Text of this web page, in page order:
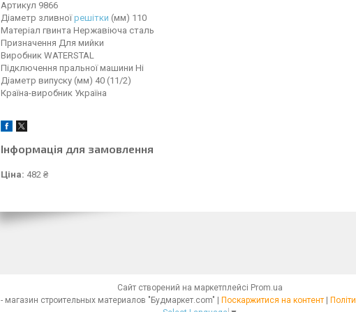
Артикул 9866
Діаметр зливноїрешітки (мм) 110
Матеріал гвинта Нержавіюча сталь
Призначення Для мийки
Виробник WATERSTAL
Підключення пральної машини Ні
Діаметр випуску (мм) 40 (11/2)
Країна-виробник Україна
Інформація для замовлення
Ціна: 482 ₴
Сайт створений на маркетплейсі Prom.ua
Интернет - магазин строительных материалов "Будмаркет.com" | Поскаржитися на контент |